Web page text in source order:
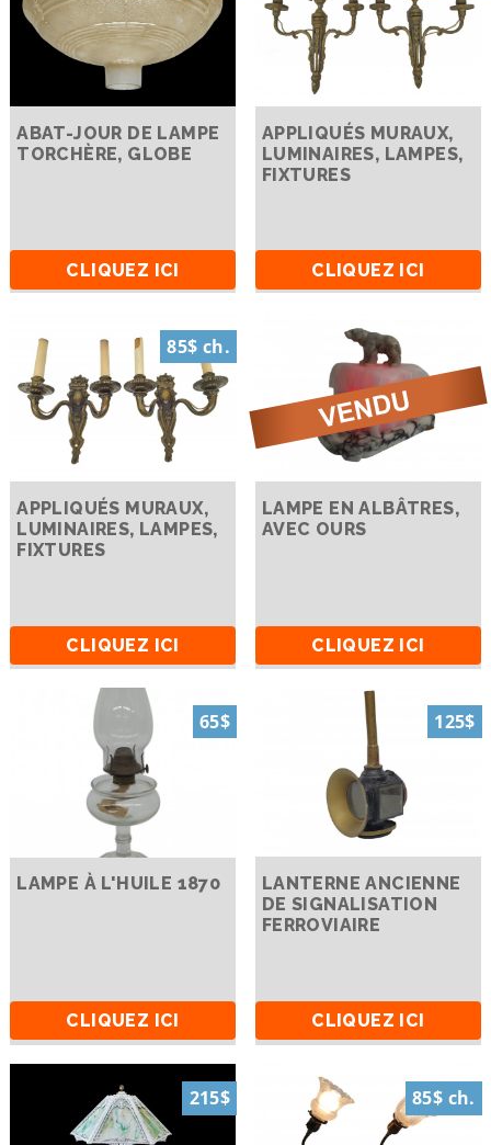
ABAT-JOUR DE LAMPE
TORCHÈRE, GLOBE
CLIQUEZ ICI
APPLIQUÉS MURAUX,
LUMINAIRES, LAMPES,
FIXTURES
CLIQUEZ ICI
85$ ch.
APPLIQUÉS MURAUX,
LUMINAIRES, LAMPES,
FIXTURES
CLIQUEZ ICI
LAMPE EN ALBÂTRES,
AVEC OURS
CLIQUEZ ICI
65$
LAMPE À L'HUILE 1870
CLIQUEZ ICI
125$
LANTERNE ANCIENNE
DE SIGNALISATION
FERROVIAIRE
CLIQUEZ ICI
215$ 85$ ch.